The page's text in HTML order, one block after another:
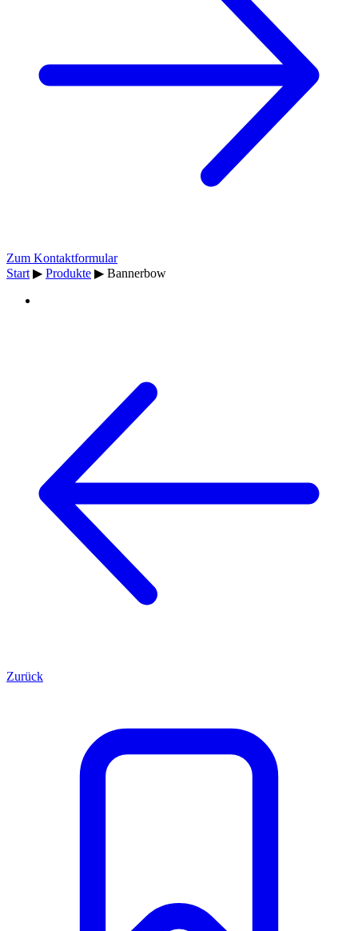
Zum Kontaktformular
Start ▶ Produkte ▶ Bannerbow
Zurück